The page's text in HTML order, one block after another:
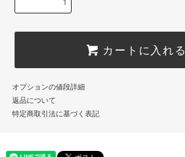
カートに入れる
オプションの値段詳細
返品について
特定商取引法に基づく表記